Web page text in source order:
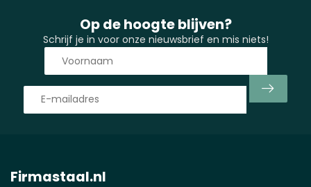
Op de hoogte blijven?
Schrijf je in voor onze nieuwsbrief en mis niets!
Firmastaal.nl